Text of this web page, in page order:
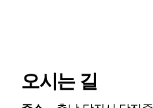
오시는 길